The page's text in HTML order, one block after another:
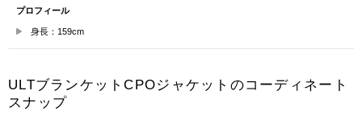
プロフィール
身長：159cm
ULTブランケットCPOジャケットのコーディネート
スナップ